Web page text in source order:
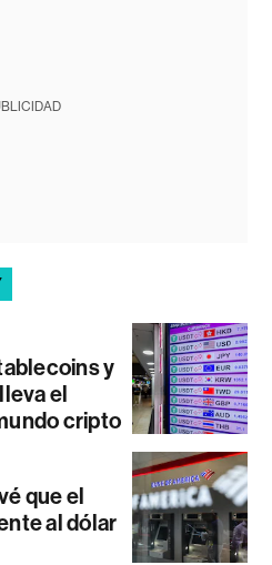
y
el
cripto
que el
al dólar